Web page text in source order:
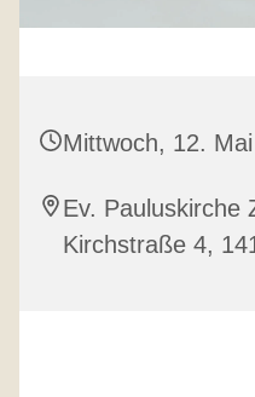
Mittwoch, 12.
Ev. Pauluskirche
Kirchstraße 4,